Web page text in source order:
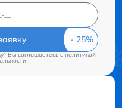
Вы соглашаетесь cполитикой